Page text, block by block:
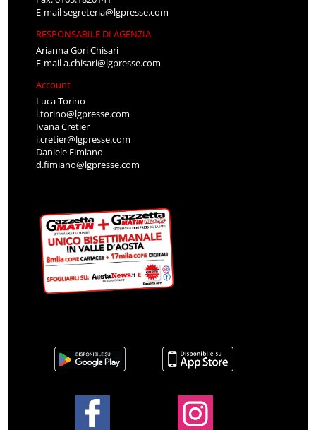
E-mailsegreteria@lgpresse.com
RESPONSABILE DI AGENZIA
Arianna Gori Chisari
E-maila.chisari@lgpresse.com
Account
Luca Torino
l.torino@lgpresse.com
Ivana Cretier
i.cretier@lgpresse.com
Daniele Fimiano
d.fimiano@lgpresse.com